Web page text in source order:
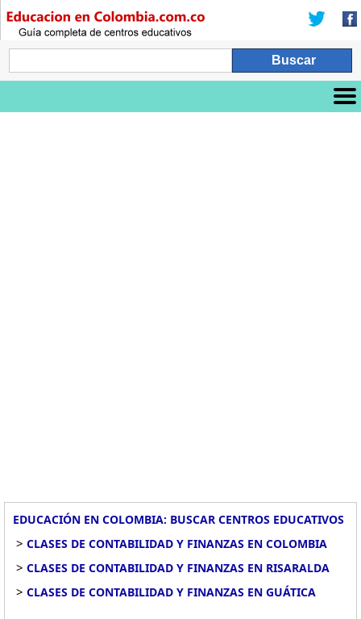
EDUCACIÓN EN COLOMBIA: BUSCAR CENTROS EDUCATIVOS
> CLASES DE CONTABILIDAD Y FINANZAS EN COLOMBIA
> CLASES DE CONTABILIDAD Y FINANZAS EN RISARALDA
> CLASES DE CONTABILIDAD Y FINANZAS EN GUÁTICA